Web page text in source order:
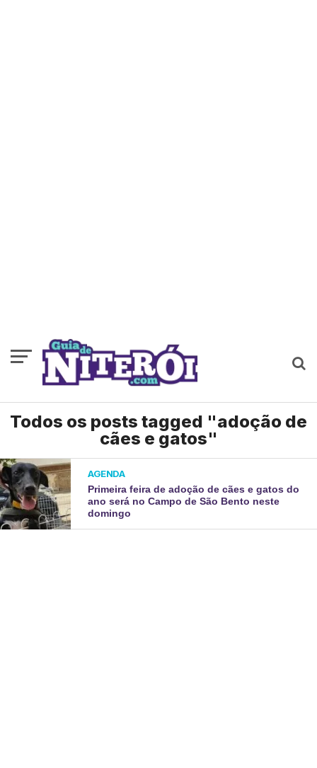
Todos os posts tagged "adoção de
cães e gatos"
AGENDA
Primeira feira de adoção de cães e gatos do
ano será no Campo de São Bento neste
domingo